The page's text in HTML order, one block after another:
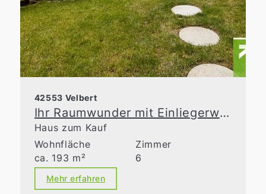
42553 Velbert
Ihr Raumwunder mit Einliegerwohnung
Haus zum Kauf
Wohnfläche
ca. 193 m²
Zimmer
6
Mehr erfahren